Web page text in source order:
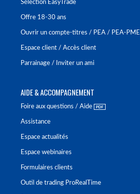
Sélection EasyTrade
Offre 18-30 ans
Ouvrir un compte-titres / PEA / PEA-PME
Espace client / Accès client
Parrainage / Inviter un ami
AIDE & ACCOMPAGNEMENT
Foire aux questions / Aide
Assistance
Espace actualités
Espace webinaires
Formulaires clients
Outil de trading ProRealTime